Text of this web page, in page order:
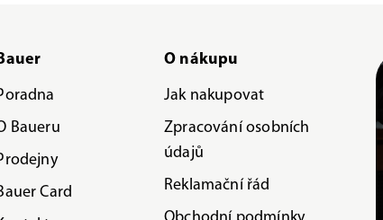
Baueru
Card
O nákupu
Jak nakupovat
Zpracování osobních
údajů
Reklamační řád